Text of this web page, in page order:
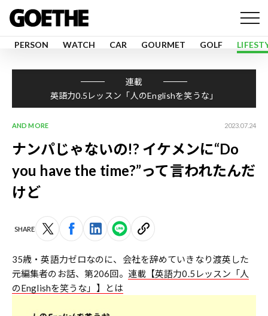
PERSON WATCH CAR GOURMET GOLF
連載
英語力0.5レッスン「人のEnglishを笑うな」
AND MORE 2023.07.24
ナンパじゃないの!? イケメンに“Do
you have the time?”って言われたんだ
けど
SHARE
35歳・英語力ゼロなのに、会社を辞めていきなり渡英した
元編集者のお話、第206回。 連載【英語力0.5レッスン「人
のEnglishを笑うな」】とは